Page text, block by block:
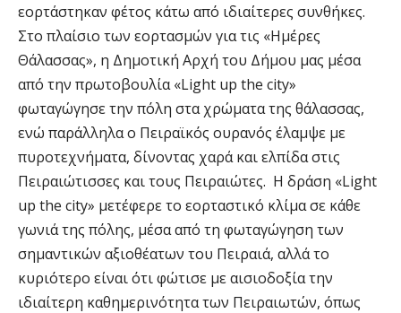
εορτάστηκαν φέτος κάτω από ιδιαίτερες συνθήκες.
Στο πλαίσιο των εορτασμών για τις «Ημέρες
Θάλασσας», η Δημοτική Αρχή του Δήμου μας μέσα
από την πρωτοβουλία «Light up the city»
φωταγώγησε την πόλη στα χρώματα της θάλασσας,
ενώ παράλληλα ο Πειραϊκός ουρανός έλαμψε με
πυροτεχνήματα, δίνοντας χαρά και ελπίδα στις
Πειραιώτισσες και τους Πειραιώτες. Η δράση «Light
up the city» μετέφερε το εορταστικό κλίμα σε κάθε
γωνιά της πόλης, μέσα από τη φωταγώγηση των
σημαντικών αξιοθέατων του Πειραιά, αλλά το
κυριότερο είναι ότι φώτισε με αισιοδοξία την
ιδιαίτερη καθημερινότητα των Πειραιωτών, όπως